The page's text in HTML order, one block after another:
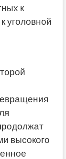
к
уголовной
высокого